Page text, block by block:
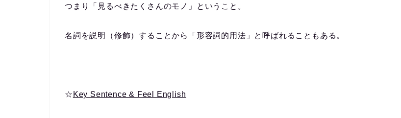
つまり「見るべきたくさんのモノ」ということ。
名詞を説明（修飾）することから「形容詞的用法」と呼ばれることもある。
☆ Key Sentence & Feel English